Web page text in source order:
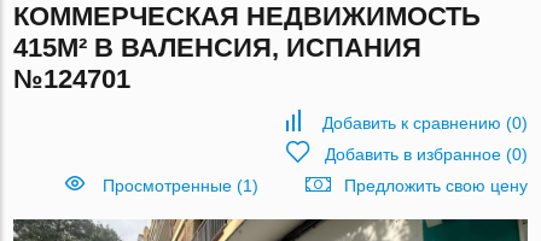
КОММЕРЧЕСКАЯ НЕДВИЖИМОСТЬ
415М² В ВАЛЕНСИЯ, ИСПАНИЯ
№124701
Добавить к сравнению (0)
Добавить в избранное(0)
Просмотренные (1)
Предложить свою цену